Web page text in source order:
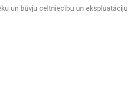
un būvju celtniecību un ekspluatāciju